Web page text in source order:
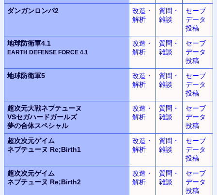
ダンガンロンパ2
改造・
解析
質問・
雑談
セーブ
データ
投稿
地球防衛軍4.1
EARTH DEFENSE FORCE 4.1
改造・
解析
質問・
雑談
セーブ
データ
投稿
地球防衛軍5
改造・
解析
質問・
雑談
セーブ
データ
投稿
超次元大戦ネプテューヌ
VSセガハードガールズ
夢の合体スペシャル
改造・
解析
質問・
雑談
セーブ
データ
投稿
超次次元ゲイム
ネプテューヌ Re;Birth1
改造・
解析
質問・
雑談
セーブ
データ
投稿
超次次元ゲイム
ネプテューヌ Re;Birth2
改造・
解析
質問・
雑談
セーブ
データ
投稿